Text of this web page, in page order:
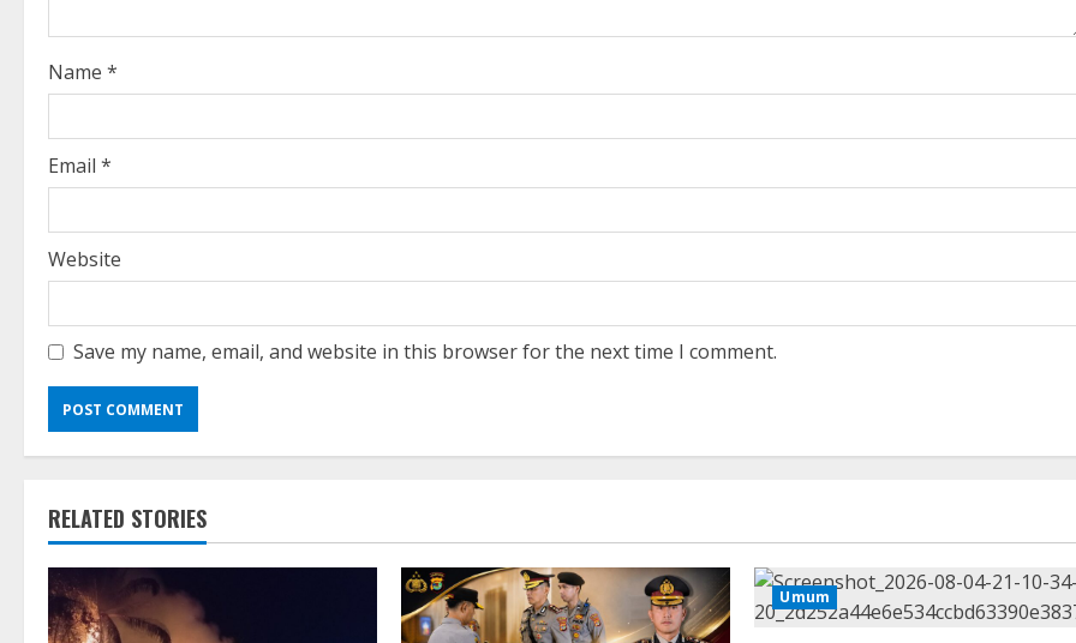
d
i
n
g
Name *
Email *
Website
Save my name, email, and website in this browser for the next time I comment.
RELATED STORIES
Umum